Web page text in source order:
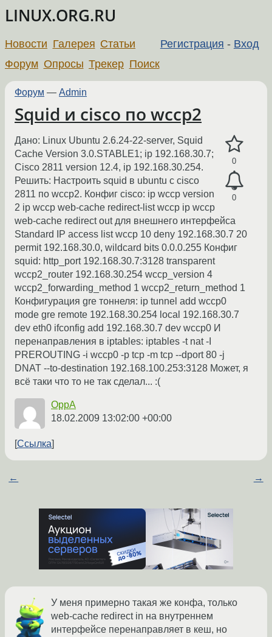
LINUX.ORG.RU
Регистрация - Вход
Новости Галерея Статьи
Форум Опросы Трекер Поиск
Форум — Admin
Squid и cisco по wccp2
0
0
Дано: Linux Ubuntu 2.6.24-22-server, Squid
Cache Version 3.0.STABLE1; ip 192.168.30.7;
Cisco 2811 version 12.4, ip 192.168.30.254.
Решить: Настроить squid в ubuntu c cisco
2811 по wccp2. Конфиг cisco: ip wccp version
2 ip wccp web-cache redirect-list wccp ip wccp
web-cache redirect out для внешнего интерфейса
Standard IP access list wccp 10 deny 192.168.30.7 20
permit 192.168.30.0, wildcard bits 0.0.0.255 Конфиг
squid: http_port 192.168.30.7:3128 transparent
wccp2_router 192.168.30.254 wccp_version 4
wccp2_forwarding_method 1 wccp2_return_method 1
Конфигурация gre тоннеля: ip tunnel add wccp0
mode gre remote 192.168.30.254 local 192.168.30.7
dev eth0 ifconfig add 192.168.30.7 dev wccp0 И
перенаправления в iptables: iptables -t nat -I
PREROUTING -i wccp0 -p tcp -m tcp --dport 80 -j
DNAT --to-destination 192.168.100.253:3128 Может, я
всё таки что то не так сделал... :(
OppA
18.02.2009 13:02:00 +00:00
Ссылка
← →
У меня примерно такая же конфа, только
web-cachе redirect in на внутреннем
интерфейсе перенаправляет в кеш, но